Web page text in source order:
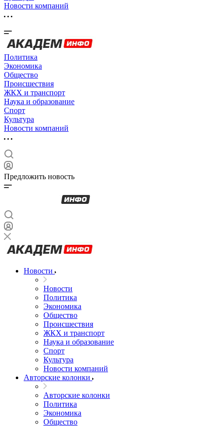
Новости компаний
Политика
Экономика
Общество
Происшествия
ЖКХ и транспорт
Наука и образование
Спорт
Культура
Новости компаний
Предложить новость
Новости
Новости
Политика
Экономика
Общество
Происшествия
ЖКХ и транспорт
Наука и образование
Спорт
Культура
Новости компаний
Авторские колонки
Авторские колонки
Политика
Экономика
Общество